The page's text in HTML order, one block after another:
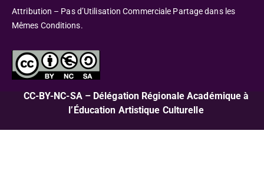
Attribution – Pas d’Utilisation Commerciale Partage dans les
Mêmes Conditions.
CC-BY-NC-SA – Délégation Régionale Académique à
l’Éducation Artistique Culturelle